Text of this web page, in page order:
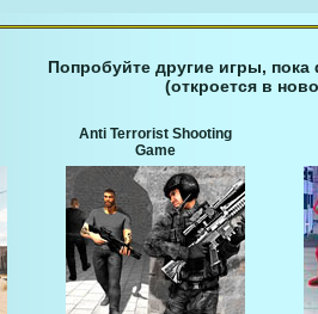
Попробуйте другие игры,
(откроется в
Anti Terrorist Shooting
Game